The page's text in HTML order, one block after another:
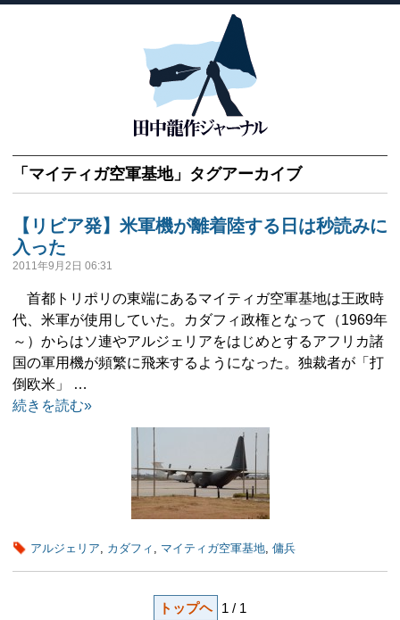
「 マイティガ空軍基地」タグアーカイブ
【リビア発】米軍機が離着陸する日は秒読みに
入った
2011年9月2日 06:31
首都トリポリの東端にあるマイティガ空軍基地は王政時
代、米軍が使用していた。カダフィ政権となって（1969年
～）からはソ連やアルジェリアをはじめとするアフリカ諸
国の軍用機が頻繁に飛来するようになった。独裁者が「打
倒欧米」 …
続きを読む»
アルジェリア, カダフィ , マイティガ空軍基地, 傭兵
トップヘ 1 / 1